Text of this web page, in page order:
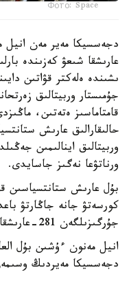
Фото: Space
عارىشقا شىعۋ كەزىندە
ىشىندە ەلەكتر قۋاتىن
جۇمىستار وربيتالىق
قامتاماسىز ەتەتىن،
حالىقارالىق عارىش
وربيتالىق اينالىمىن
ورناتۋعا نەگىز جاسايدى.
بۇل عارىش ستانتسياسىن
كورسەتۋ جانە جاڭارتۋ
جۇرگىزىلگەن 281-عارىشقا شىعۋ بولدى.
انيل مەنون ءۇشىن بۇل
دجەسسيكا مەيردىڭ